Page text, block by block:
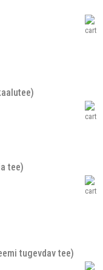
tee)
tugevdav tee)